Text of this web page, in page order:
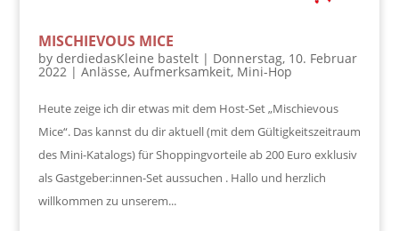
MISCHIEVOUS MICE
by derdiedasKleine bastelt| Donnerstag, 10. Februar
2022| Anlässe, Aufmerksamkeit, Mini-Hop
Heute zeige ich dir etwas mit dem Host-Set „Mischievous
Mice“. Das kannst du dir aktuell (mit dem Gültigkeitszeitraum
des Mini-Katalogs) für Shoppingvorteile ab 200 Euro exklusiv
als Gastgeber:innen-Set aussuchen . Hallo und herzlich
willkommen zu unserem...